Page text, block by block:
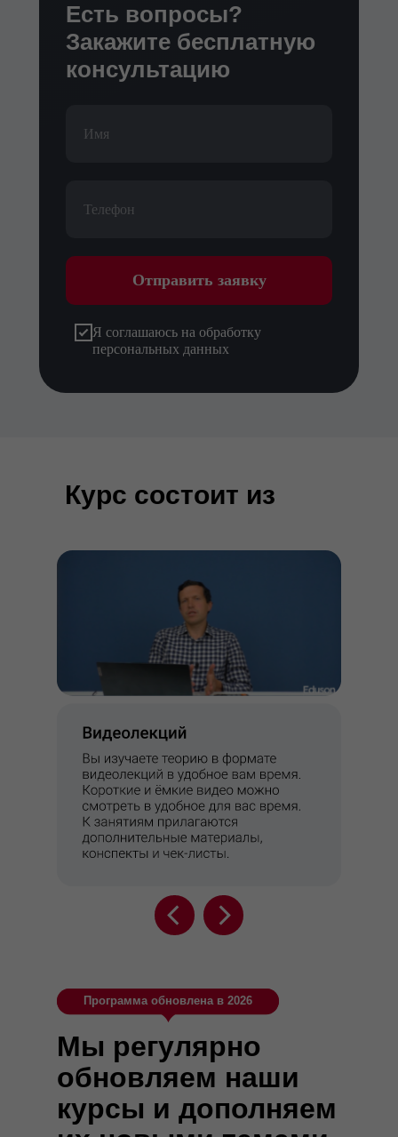
Отправить заявку
Я соглашаюсь на обработку
персональных данных
Есть вопросы?
Закажите бесплатную
консультацию
Курс состоит из
Мы регулярно
обновляем наши
курсы и дополняем
Программа обновлена в 2026